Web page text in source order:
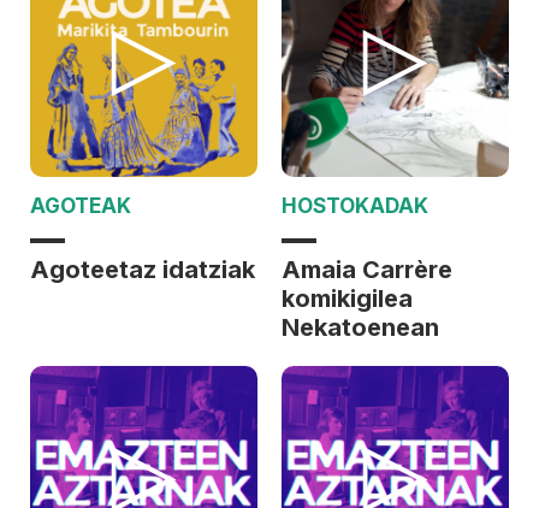
AGOTEAK
Agoteetaz idatziak
HOSTOKADAK
Amaia Carrère
komikigilea
Nekatoenean